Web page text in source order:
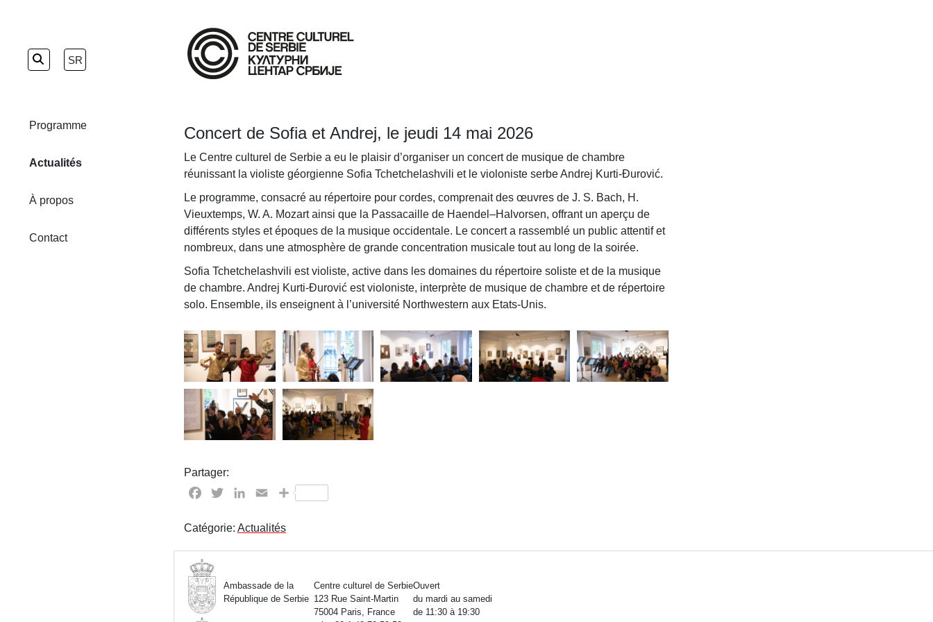
SR
Programme
Actualités
À propos
Contact
Concert de Sofia et Andrej, le jeudi 14 mai 2026
Le Centre culturel de Serbie a eu le plaisir d’organiser un concert de musique de chambre
réunissant la violiste géorgienne Sofia Tchetchelashvili et le violoniste serbe Andrej Kurti-Đurović.
Le programme, consacré au répertoire pour cordes, comprenait des œuvres de J. S. Bach, H.
Vieuxtemps, W. A. Mozart ainsi que la Passacaille de Haendel–Halvorsen, offrant un aperçu de
différents styles et époques de la musique occidentale. Le concert a rassemblé un public attentif et
nombreux, dans une atmosphère de grande concentration musicale tout au long de la soirée.
Sofia Tchetchelashvili est violiste, active dans les domaines du répertoire soliste et de la musique
de chambre. Andrej Kurti-Đurović est violoniste, interprète de musique de chambre et de répertoire
solo. Ensemble, ils enseignent à l’université Northwestern aux Etats-Unis.
Partager:
Facebook
TwitterLinkedIn
EmailPartager
Catégorie: Actualités
Ambassade de la
République de Serbie
Centre culturel de Serbie
123 Rue Saint-Martin
75004 Paris, France
Ouvert
du mardi au samedi
de 11:30 à 19:30